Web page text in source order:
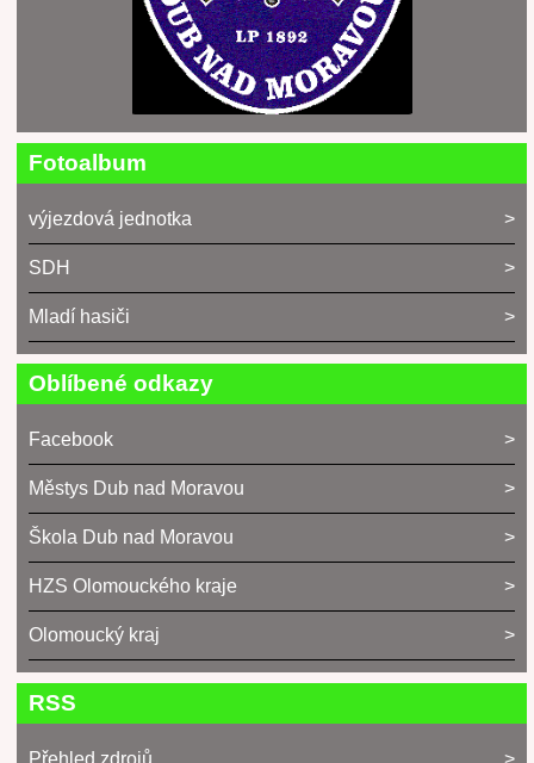
Fotoalbum
výjezdová jednotka
SDH
Mladí hasiči
Oblíbené odkazy
Facebook
Městys Dub nad Moravou
Škola Dub nad Moravou
HZS Olomouckého kraje
Olomoucký kraj
RSS
Přehled zdrojů